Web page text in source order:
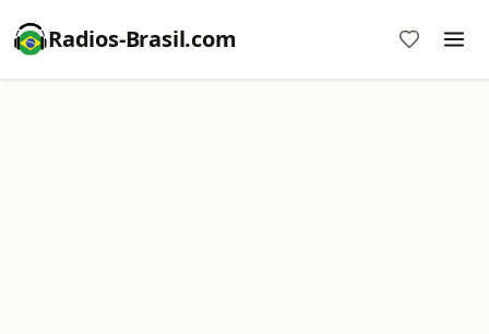
Radios-Brasil.com